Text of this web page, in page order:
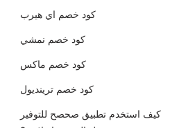
كود خصم اي هيرب
كود خصم نمشي
كود خصم ماكس
كود خصم ترينديول
كيف استخدم تطبيق صحصح للتوفير